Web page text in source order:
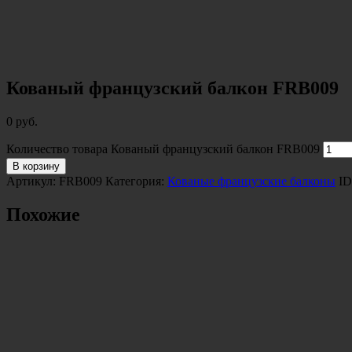
Кованый французский балкон FRB009
0 руб.
Количество товара Кованый французский балкон FRB009
В корзину
Артикул: FRB009 Категория: Кованые французские балконы
Похожие